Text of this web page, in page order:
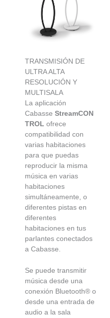
TRANSMISIÓN DE
ULTRA ALTA
RESOLUCIÓN Y
MULTISALA
La aplicación
Cabasse StreamCON
TROL ofrece
compatibilidad con
varias habitaciones
para que puedas
reproducir la misma
música en varias
habitaciones
simultáneamente, o
diferentes pistas en
diferentes
habitaciones en tus
parlantes conectados
a Cabasse.
Se puede transmitir
música desde una
conexión Bluetooth® o
desde una entrada de
audio a la sala